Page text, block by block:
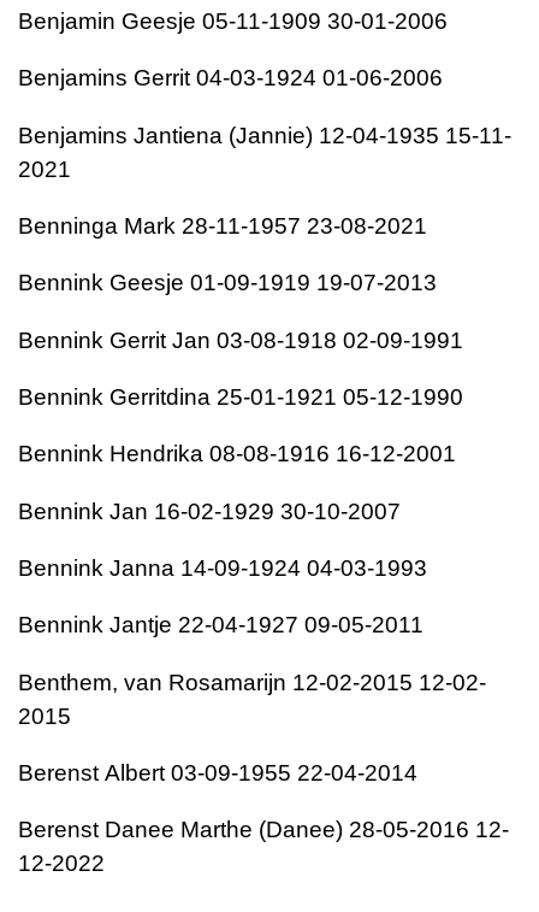
Benjamin Geesje 05-11-1909 30-01-2006
Benjamins Gerrit04-03-1924 01-06-2006
Benjamins Jantiena (Jannie) 12-04-1935 15-11-
2021
Benninga Mark 28-11-1957 23-08-2021
Bennink Geesje 01-09-1919 19-07-2013
Bennink Gerrit Jan 03-08-1918 02-09-1991
Bennink Gerritdina 25-01-1921 05-12-1990
Bennink Hendrika 08-08-1916 16-12-2001
Bennink Jan 16-02-1929 30-10-2007
Bennink Janna 14-09-1924 04-03-1993
Bennink Jantje 22-04-1927 09-05-2011
Benthem, van Rosamarijn 12-02-2015 12-02-
2015
Berenst Albert 03-09-1955 22-04-2014
Berenst Danee Marthe (Danee) 28-05-2016 12-
12-2022